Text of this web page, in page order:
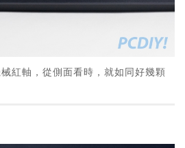
紅軸，從側面看時，就如同好幾顆